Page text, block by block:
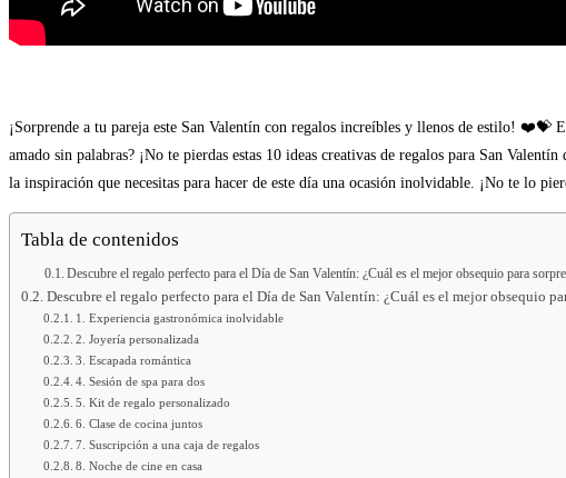
¡Sorprende a tu pareja este San Valentín con regalos increíbles y llenos de estilo! ❤️💝
amado sin palabras? ¡No te pierdas estas 10 ideas creativas de regalos para San
la inspiración que necesitas para hacer de este día una ocasión inolvidable. ¡No te lo
Tabla de contenidos
Descubre el regalo perfecto para el Día de San Valentín: ¿Cuál es el mejor obsequio para
Descubre el regalo perfecto para el Día de San Valentín: ¿Cuál es el mejor obsequio
1. Experiencia gastronómica inolvidable
2. Joyería personalizada
3. Escapada romántica
4. Sesión de spa para dos
5. Kit de regalo personalizado
6. Clase de cocina juntos
7. Suscripción a una caja de regalos
8. Noche de cine en casa